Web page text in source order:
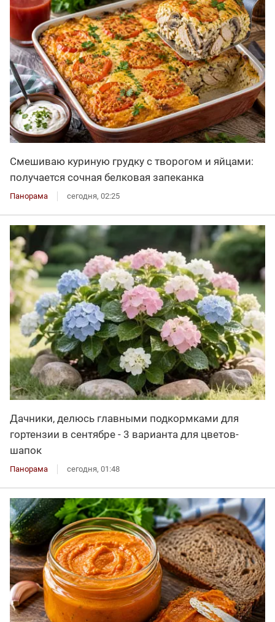
Смешиваю куриную грудку с творогом и яйцами:
получается сочная белковая запеканка
Панорама сегодня, 02:25
Дачники, делюсь главными подкормками для
гортензии в сентябре - 3 варианта для цветов-
шапок
Панорама сегодня, 01:48